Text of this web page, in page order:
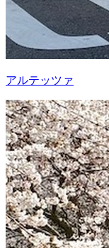
アルテッツァ